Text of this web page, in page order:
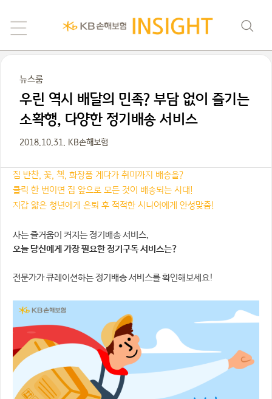
뉴스룸
우린 역시 배달의 민족? 부담 없이 즐기는
소확행, 다양한 정기배송 서비스
2018.10.31. KB손해보험
집 반찬, 꽃, 책, 화장품 게다가 취미까지 배송을?
클릭 한 번이면 집 앞으로 모든 것이 배송되는 시대!
지갑 얇은 청년에게 은퇴 후 적적한 시니어에게 안성맞춤!
사는 즐거움이 커지는 정기배송 서비스,
오늘 당신에게 가장 필요한 정기구독 서비스는?
전문가가 큐레이션하는 정기배송 서비스를 확인해보세요!